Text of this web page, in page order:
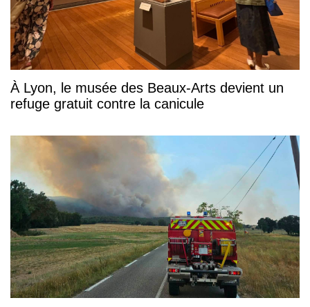
À Lyon, le musée des Beaux-Arts devient un
refuge gratuit contre la canicule